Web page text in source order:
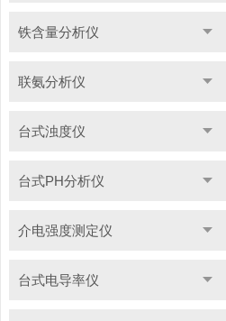
铁含量分析仪
联氨分析仪
台式浊度仪
台式PH分析仪
介电强度测定仪
台式电导率仪